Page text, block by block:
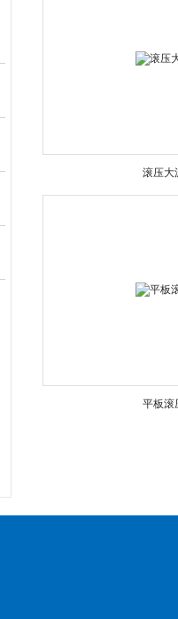
滚压大
平板滚